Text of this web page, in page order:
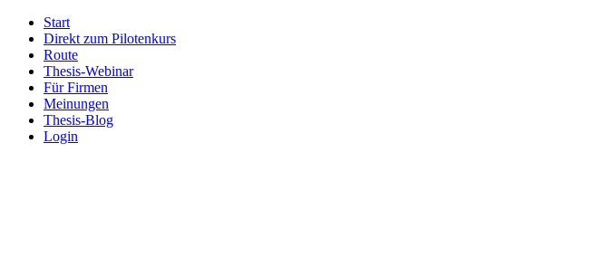
Start
Direkt zum Pilotenkurs
Route
Thesis-Webinar
Für Firmen
Meinungen
Thesis-Blog
Login